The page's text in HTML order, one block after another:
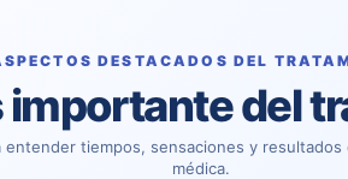
DESTACADOS DEL
importante del
entender tiempos, sensaciones y
médica.